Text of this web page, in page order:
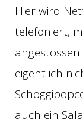
Hier wird
telefoniert,
eigentlich
auch ein